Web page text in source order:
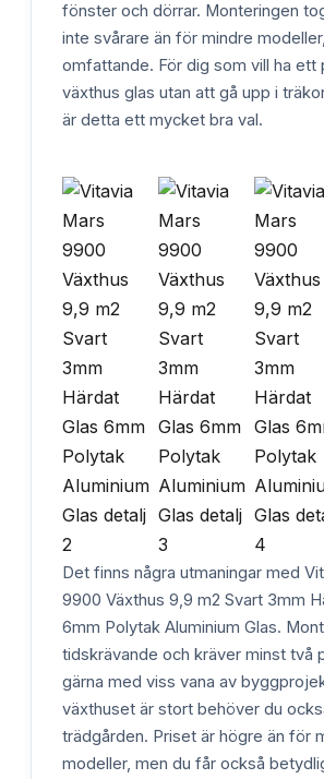
fönster och dörrar. Monteringen
inte svårare än för mindre
omfattande. För dig som vill ha ett
växthus glas utan att gå upp i
är detta ett mycket bra val.
Det finns några utmaningar med
9900 Växthus 9,9 m2 Svart 3mm
6mm Polytak Aluminium Glas.
tidskrävande och kräver minst två
gärna med viss vana av
växthuset är stort behöver du
trädgården. Priset är högre än för
modeller, men du får också